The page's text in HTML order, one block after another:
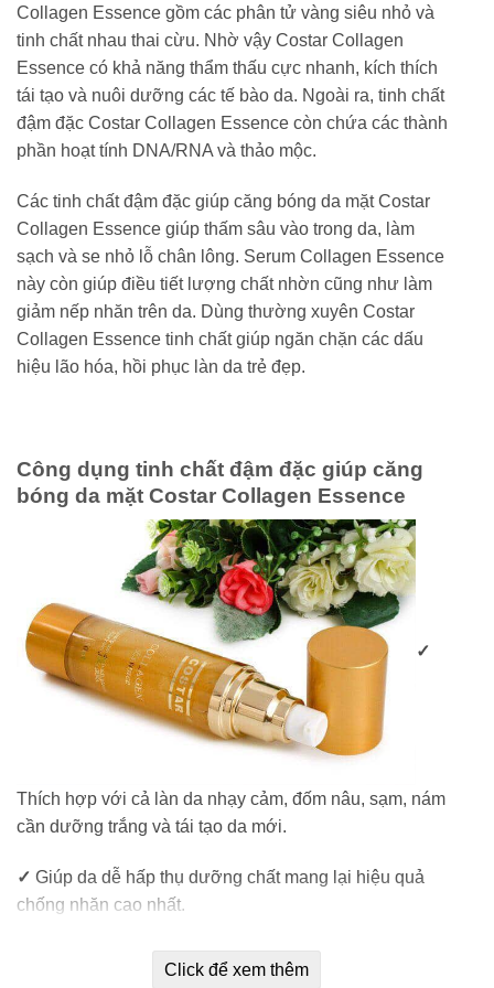
Collagen Essence gồm các phân tử vàng siêu nhỏ và
tinh chất nhau thai cừu. Nhờ vậy Costar Collagen
Essence có khả năng thẩm thấu cực nhanh, kích thích
tái tạo và nuôi dưỡng các tế bào da. Ngoài ra, tinh chất
đậm đặc Costar Collagen Essence còn chứa các thành
phần hoạt tính DNA/RNA và thảo mộc.
Các tinh chất đậm đặc giúp căng bóng da mặt Costar
Collagen Essence giúp thấm sâu vào trong da, làm
sạch và se nhỏ lỗ chân lông. Serum Collagen Essence
này còn giúp điều tiết lượng chất nhờn cũng như làm
giảm nếp nhăn trên da. Dùng thường xuyên Costar
Collagen Essence tinh chất giúp ngăn chặn các dấu
hiệu lão hóa, hồi phục làn da trẻ đẹp.
Công dụng tinh chất đậm đặc giúp căng
bóng da mặt Costar Collagen Essence
✓
Thích hợp với cả làn da nhạy cảm, đốm nâu, sạm, nám
cần dưỡng trắng và tái tạo da mới.
✓ Giúp da dễ hấp thụ dưỡng chất mang lại hiệu quả
chống nhăn cao nhất.
Giúp tái tạo cấu trúc da, bổ sung collagen và elastie
Click để xem thêm